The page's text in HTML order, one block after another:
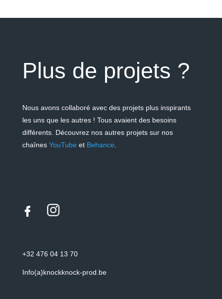
Plus de projets ?
Nous avons collaboré avec des projets plus inspirants
les uns que les autres ! Tous avaient des besoins
différents. Découvrez nos autres projets sur nos
chaînes YouTube et Behance
+32 476 04 13 70
Info(a)knockknock-prod.be